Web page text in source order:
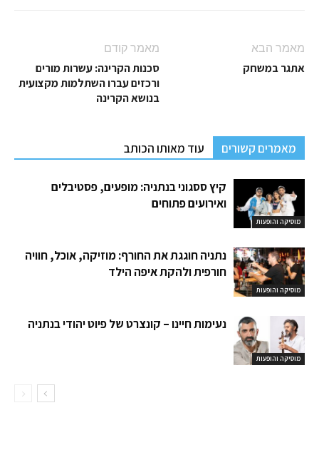
מאמר קודם
סכנות הקרינה: עשרות מורים
ורכזים עברו השתלמות מקצועית
בנושא הקרינה
מאמר הבא
אתגר במשחק
מאמרים קשורים עוד מאותו הכותב
מוסיקה והופעות
קיץ ססגוני בנתניה: מופעים, פסטיבלים
ואירועים פתוחים
מוסיקה והופעות
נתניה חוגגת את החורף: מוזיקה, אוכל, חוויה
חורפית ולהקת איפה הילד
מוסיקה והופעות
נעימות חיינו – קונצרט של פיוט יהודי בנתניה